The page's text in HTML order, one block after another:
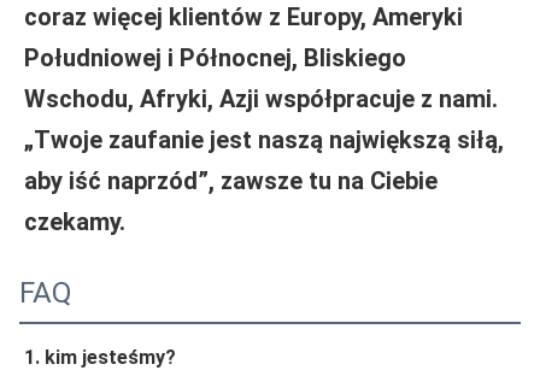
coraz więcej klientów z Europy, Ameryki
Południowej i Północnej, Bliskiego
Wschodu, Afryki, Azji współpracuje z nami.
„Twoje zaufanie jest naszą największą siłą,
aby iść naprzód”, zawsze tu na Ciebie
czekamy.
FAQ
1. kim jesteśmy?